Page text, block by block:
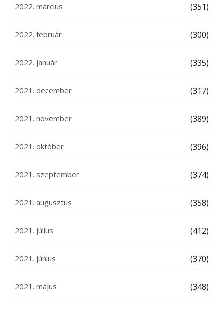
2022. március (351)
2022. február (300)
2022. január (335)
2021. december (317)
2021. november (389)
2021. október (396)
2021. szeptember (374)
2021. augusztus (358)
2021. július (412)
2021. június (370)
2021. május (348)